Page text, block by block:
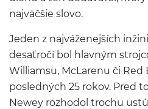
najväčšie slovo.
Jeden z najváženejších
desaťročí bol hlavným
Williamsu, McLarenu či
posledných 25 rokov. Pred
Newey rozhodol trochu